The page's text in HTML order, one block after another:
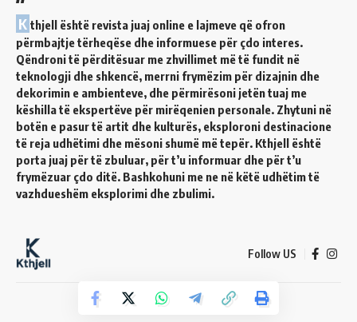
K thjell është revista juaj online e lajmeve që ofron
përmbajtje tërheqëse dhe informuese për çdo interes.
Qëndroni të përditësuar me zhvillimet më të fundit në
teknologji dhe shkencë, merrni frymëzim për dizajnin dhe
dekorimin e ambienteve, dhe përmirësoni jetën tuaj me
këshilla të ekspertëve për mirëqenien personale. Zhytuni në
botën e pasur të artit dhe kulturës, eksploroni destinacione
të reja udhëtimi dhe mësoni shumë më tepër. Kthjell është
porta juaj për të zbuluar, për t’u informuar dhe për t’u
frymëzuar çdo ditë. Bashkohuni me ne në këtë udhëtim të
vazhdueshëm eksplorimi dhe zbulimi.
Follow US
© 2024 Kthjell. All Rights Reserved.